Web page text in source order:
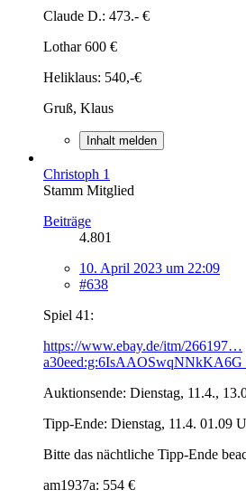
Claude D.: 473.- €
Lothar 600 €
Heliklaus: 540,-€
Gruß, Klaus
Inhalt melden
Christoph 1
Stamm Mitglied
Beiträge
4.801
10. April 2023 um 22:09
#638
Spiel 41:
https://www.ebay.de/itm/266197…
Auktionsende: Dienstag, 11.4.,
Tipp-Ende: Dienstag, 11.4. 01.09
Bitte das nächtliche Tipp-Ende
am1937a: 554 €